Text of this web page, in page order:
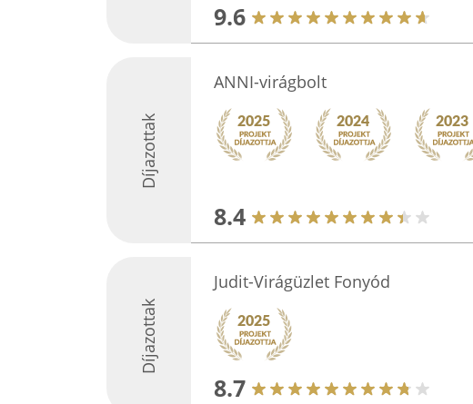
9.6
Díjazottak
ANNI-virágbolt
8.4
Díjazottak
Judit-Virágüzlet Fonyód
8.7